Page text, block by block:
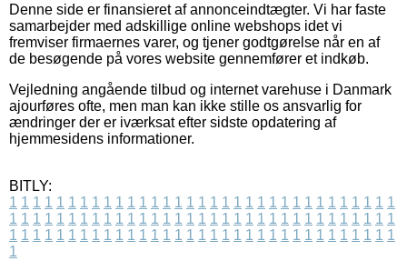
Denne side er finansieret af annonceindtægter. Vi har faste
samarbejder med adskillige online webshops idet vi
fremviser firmaernes varer, og tjener godtgørelse når en af
de besøgende på vores website gennemfører et indkøb.
Vejledning angående tilbud og internet varehuse i Danmark
ajourføres ofte, men man kan ikke stille os ansvarlig for
ændringer der er iværksat efter sidste opdatering af
hjemmesidens informationer.
BITLY:
1 1 1 1 1 1 1 1 1 1 1 1 1 1 1 1 1 1 1 1 1 1 1 1 1 1 1 1 1 1 1 1 1
1 1 1 1 1 1 1 1 1 1 1 1 1 1 1 1 1 1 1 1 1 1 1 1 1 1 1 1 1 1 1 1 1
1 1 1 1 1 1 1 1 1 1 1 1 1 1 1 1 1 1 1 1 1 1 1 1 1 1 1 1 1 1 1 1 1
1